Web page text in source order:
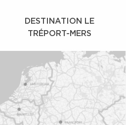
DESTINATION LE
TRÉPORT-MERS